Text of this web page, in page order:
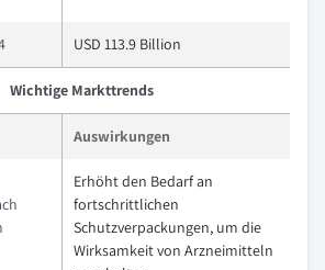
USD 113.9 Billion
Wichtige Markttrends
Auswirkungen
Erhöht den Bedarf an
fortschrittlichen
Schutzverpackungen, um die
Wirksamkeit von Arzneimitteln